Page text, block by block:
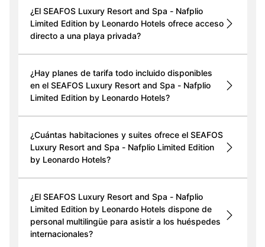
¿El SEAFOS Luxury Resort and Spa - Nafplio
Limited Edition by Leonardo Hotels ofrece acceso
directo a una playa privada?
¿Hay planes de tarifa todo incluido disponibles
en el SEAFOS Luxury Resort and Spa - Nafplio
Limited Edition by Leonardo Hotels?
¿Cuántas habitaciones y suites ofrece el SEAFOS
Luxury Resort and Spa - Nafplio Limited Edition
by Leonardo Hotels?
¿El SEAFOS Luxury Resort and Spa - Nafplio
Limited Edition by Leonardo Hotels dispone de
personal multilingüe para asistir a los huéspedes
internacionales?